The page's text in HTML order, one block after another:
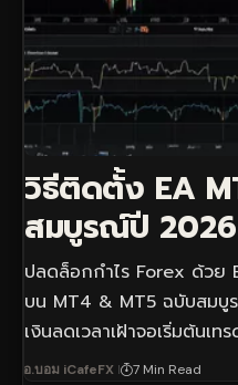
วิธีติดตั้ง EA
สมบูรณ์ปี 2026
ปลดล็อกกำไร Forex ด้ว
บน MT4 & MT5 ฉบับสมบู
เงินลดเวลาเฝ้าจอเริ่มต้นเท
อ.บอม iCafeFX 7 Min Read